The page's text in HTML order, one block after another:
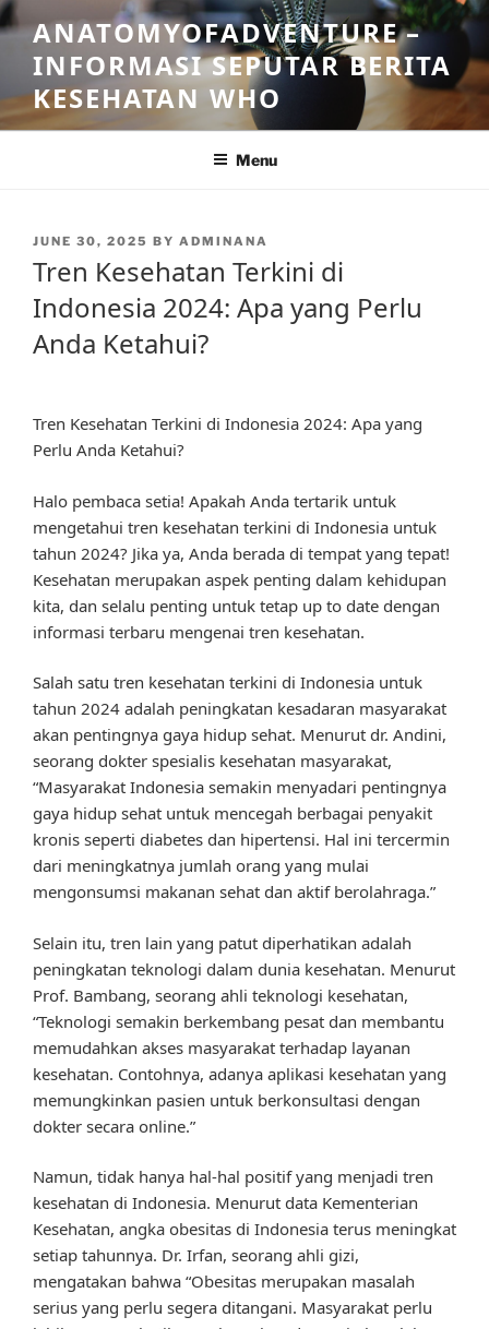
Skip
to
content
ANATOMYOFADVENTURE –
INFORMASI SEPUTAR BERITA
KESEHATAN WHO
Menu
POSTED
JUNE 30, 2025 BY ADMINANA
Tren Kesehatan Terkini di
Indonesia 2024: Apa yang Perlu
Anda Ketahui?
Tren Kesehatan Terkini di Indonesia 2024: Apa yang
Perlu Anda Ketahui?
Halo pembaca setia! Apakah Anda tertarik untuk
mengetahui tren kesehatan terkini di Indonesia untuk
tahun 2024? Jika ya, Anda berada di tempat yang tepat!
Kesehatan merupakan aspek penting dalam kehidupan
kita, dan selalu penting untuk tetap up to date dengan
informasi terbaru mengenai tren kesehatan.
Salah satu tren kesehatan terkini di Indonesia untuk
tahun 2024 adalah peningkatan kesadaran masyarakat
akan pentingnya gaya hidup sehat. Menurut dr. Andini,
seorang dokter spesialis kesehatan masyarakat,
“Masyarakat Indonesia semakin menyadari pentingnya
gaya hidup sehat untuk mencegah berbagai penyakit
kronis seperti diabetes dan hipertensi. Hal ini tercermin
dari meningkatnya jumlah orang yang mulai
mengonsumsi makanan sehat dan aktif berolahraga.”
Selain itu, tren lain yang patut diperhatikan adalah
peningkatan teknologi dalam dunia kesehatan. Menurut
Prof. Bambang, seorang ahli teknologi kesehatan,
“Teknologi semakin berkembang pesat dan membantu
memudahkan akses masyarakat terhadap layanan
kesehatan. Contohnya, adanya aplikasi kesehatan yang
memungkinkan pasien untuk berkonsultasi dengan
dokter secara online.”
Namun, tidak hanya hal-hal positif yang menjadi tren
kesehatan di Indonesia. Menurut data Kementerian
Kesehatan, angka obesitas di Indonesia terus meningkat
setiap tahunnya. Dr. Irfan, seorang ahli gizi,
mengatakan bahwa “Obesitas merupakan masalah
serius yang perlu segera ditangani. Masyarakat perlu